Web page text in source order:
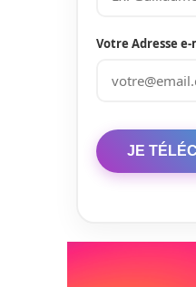
Votre Adresse